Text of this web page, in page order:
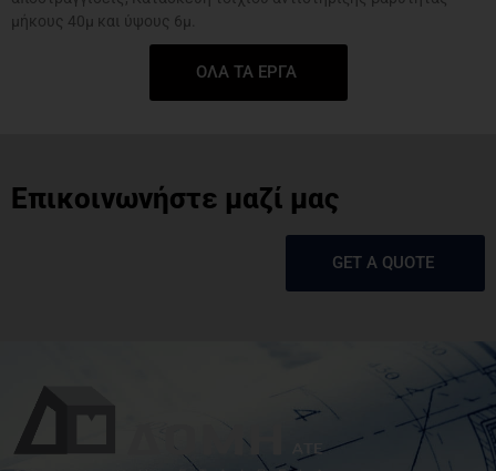
μήκους 40μ και ύψους 6μ.
ΟΛΑ ΤΑ ΕΡΓΑ
Επικοινωνήστε μαζί μας
GET A QUOTE